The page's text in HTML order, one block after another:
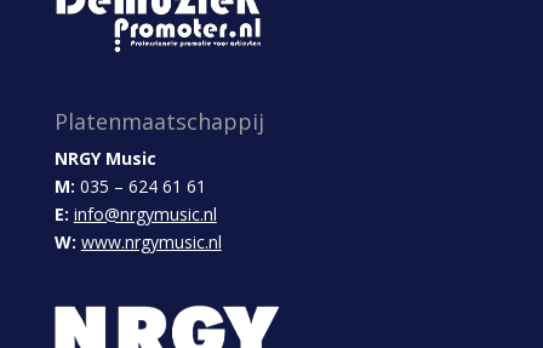
Platenmaatschappij
NRGY Music
M: 035 – 624 61 61
E: info@nrgymusic.nl
W: www.nrgymusic.nl